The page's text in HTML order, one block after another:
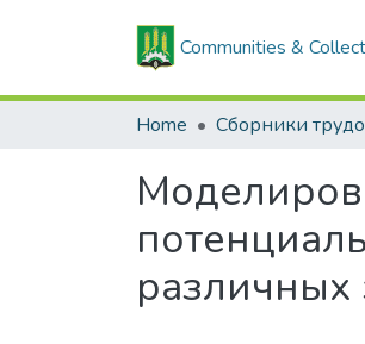
Communities &
Home
различных